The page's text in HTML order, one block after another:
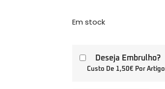
Em stock
Deseja Embrulho?
Custo De 1,50€ Por Artigo